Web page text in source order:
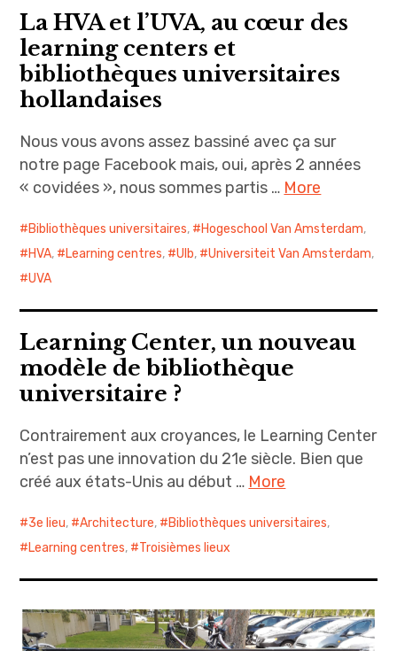
La HVA et l’UVA, au cœur des
learning centers et
bibliothèques universitaires
hollandaises
Nous vous avons assez bassiné avec ça sur
notre page Facebook mais, oui, après 2 années
« covidées », nous sommes partis … More
Bibliothèques universitaires, Hogeschool Van Amsterdam,
HVA, Learning centres, Ulb, Universiteit Van Amsterdam,
UVA
Learning Center, un nouveau
modèle de bibliothèque
universitaire ?
Contrairement aux croyances, le Learning Center
n’est pas une innovation du 21e siècle. Bien que
créé aux états-Unis au début … More
3e lieu, Architecture, Bibliothèques universitaires,
Learning centres, Troisièmes lieux